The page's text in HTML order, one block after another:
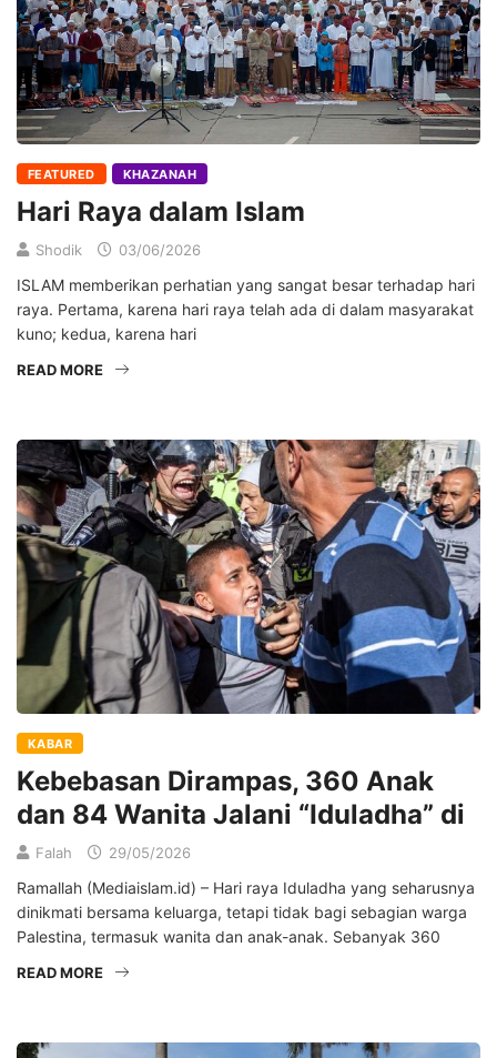
FEATURED KHAZANAH
Hari Raya dalam Islam
Shodik 03/06/2026
ISLAM memberikan perhatian yang sangat besar terhadap hari
raya. Pertama, karena hari raya telah ada di dalam masyarakat
kuno; kedua, karena hari
READ MORE
KABAR
Kebebasan Dirampas, 360 Anak
dan 84 Wanita Jalani “Iduladha” di
Falah 29/05/2026
Ramallah (Mediaislam.id) – Hari raya Iduladha yang seharusnya
dinikmati bersama keluarga, tetapi tidak bagi sebagian warga
Palestina, termasuk wanita dan anak-anak. Sebanyak 360
READ MORE